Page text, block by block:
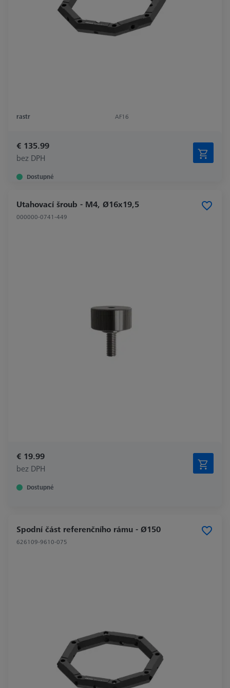
rastr AF16
€ 135.99
bez DPH
Dostupné
Utahovací šroub - M4, Ø16x19,5
000000-0741-449
€ 19.99
bez DPH
Dostupné
Spodní část referenčního rámu - Ø150
626109-9610-075